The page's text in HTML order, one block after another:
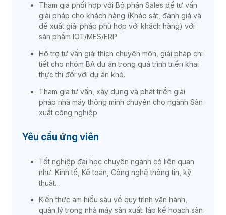
Tham gia phối hợp với Bộ phận Sales để tư vấn
giải pháp cho khách hàng (Khảo sát, đánh giá và
đề xuất giải pháp phù hợp với khách hàng) với
sản phẩm IOT/MES/ERP
Hỗ trợ tư vấn giải thích chuyên môn, giải pháp chi
tiết cho nhóm BA dự án trong quá trình triển khai
thực thi đối với dự án khó.
Tham gia tư vấn, xây dựng và phát triển giải
pháp nhà máy thông minh chuyên cho ngành Sản
xuất công nghiệp
Yêu cầu ứng viên
Tốt nghiệp đại học chuyên ngành có liên quan
như: Kinh tế, Kế toán, Công nghệ thông tin, kỹ
thuật…
Kiến thức am hiểu sâu về quy trình vận hành,
quản lý trong nhà máy sản xuất: lập kế hoạch sản